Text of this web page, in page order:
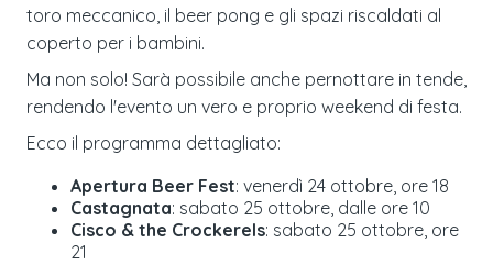
toro meccanico, il beer pong e gli spazi riscaldati al
coperto per i bambini.
Ma non solo! Sarà possibile anche pernottare in tende,
rendendo l'evento un vero e proprio weekend di festa.
Ecco il programma dettagliato:
Apertura Beer Fest: venerdì 24 ottobre, ore 18
Castagnata: sabato 25 ottobre, dalle ore 10
Cisco & the Crockerels: sabato 25 ottobre, ore
21